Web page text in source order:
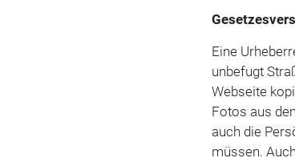
Eine
unbefugt
Webseite
Fotos aus
auch die
müssen.